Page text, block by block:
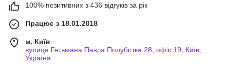
100% позитивних з 436 відгуків за рік
Працює з 18.01.2018
м. Київ
вулиця Гетьмана Павла Полуботка 28, офіс 19, Київ,
Україна